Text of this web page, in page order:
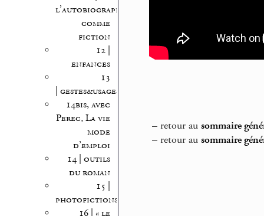
l’autobiographie
comme
fiction
12 |
enfances
13
| gestes&usages
14bis, avec
Perec, La vie
mode
d’emploi
14 | outils
du roman
15 |
photofictions
16 | « le
– retour au sommaire
– retour au sommaire